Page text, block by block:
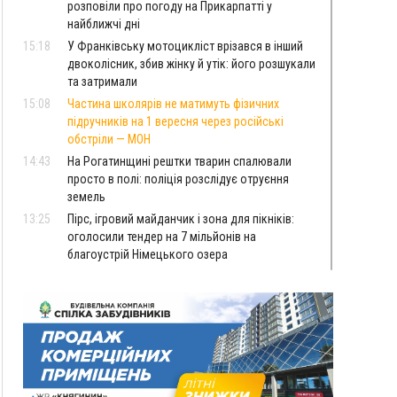
розповіли про погоду на Прикарпатті у
найближчі дні
15:18
У Франківську мотоцикліст врізався в інший
двоколісник, збив жінку й утік: його розшукали
та затримали
15:08
Частина школярів не матимуть фізичних
підручників на 1 вересня через російські
обстріли — МОН
14:43
На Рогатинщині рештки тварин спалювали
просто в полі: поліція розслідує отруєння
земель
13:25
Пірс, ігровий майданчик і зона для пікніків:
оголосили тендер на 7 мільйонів на
благоустрій Німецького озера
11:18
Майстра лісу з Верховинщини оштрафували на
600 тисяч за переправлення чоловіків до
Румунії
10:49
На Прикарпатті через негоду сталися аварійні
вимкнення світла